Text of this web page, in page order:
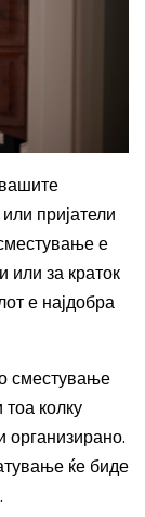
пријатели
е
или за краток
е најдобра
сместување
колку
ќе биде